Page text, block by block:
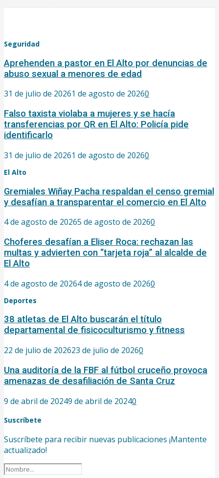
Seguridad
Aprehenden a pastor en El Alto por denuncias de
abuso sexual a menores de edad
31 de julio de 20261 de agosto de 20260
Falso taxista violaba a mujeres y se hacía
transferencias por QR en El Alto: Policía pide
identificarlo
31 de julio de 20261 de agosto de 20260
El Alto
Gremiales Wiñay Pacha respaldan el censo gremial
y desafían a transparentar el comercio en El Alto
4 de agosto de 20265 de agosto de 20260
Choferes desafían a Eliser Roca: rechazan las
multas y advierten con “tarjeta roja” al alcalde de
El Alto
4 de agosto de 20264 de agosto de 20260
Deportes
38 atletas de El Alto buscarán el título
departamental de fisicoculturismo y fitness
22 de julio de 202623 de julio de 20260
Una auditoría de la FBF al fútbol cruceño provoca
amenazas de desafiliación de Santa Cruz
9 de abril de 20249 de abril de 20240
Suscríbete
Suscríbete para recibir nuevas publicaciones ¡Mantente
actualizado!